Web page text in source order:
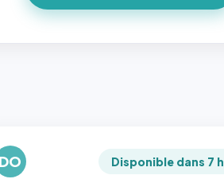
DO Disponible dans 7 h